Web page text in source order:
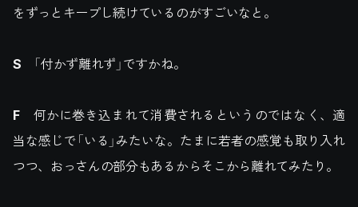
をずっとキープし続けているのがすごいなと。
S 「付かず離れず」ですかね。
F何かに巻き込まれて消費されるというのではなく、適
当な感じで「いる」みたいな。たまに若者の感覚も取り入れ
つつ、おっさんの部分もあるからそこから離れてみたり。